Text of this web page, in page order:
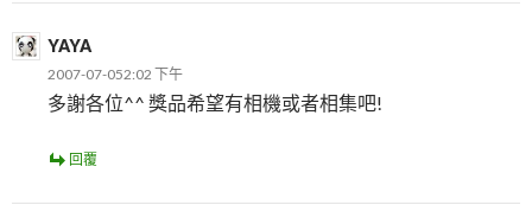
YAYA
2007-07-052:02 下午
多謝各位^^ 獎品希望有相機或者相集吧!
回覆